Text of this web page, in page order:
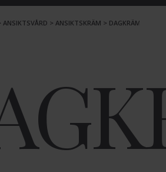
ANSIKTSVÅRD > ANSIKTSKRÄM > DAGKRÄM